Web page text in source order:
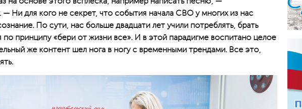
— Ни для кого не секрет, что события начала СВО у многих из нас
По сути, нас больше двадцати лет учили потреблять, брать
по принципу «бери от жизни все». И в этой парадигме воспитано целое
же контент шел нога в ногу с временными трендами. Все это,